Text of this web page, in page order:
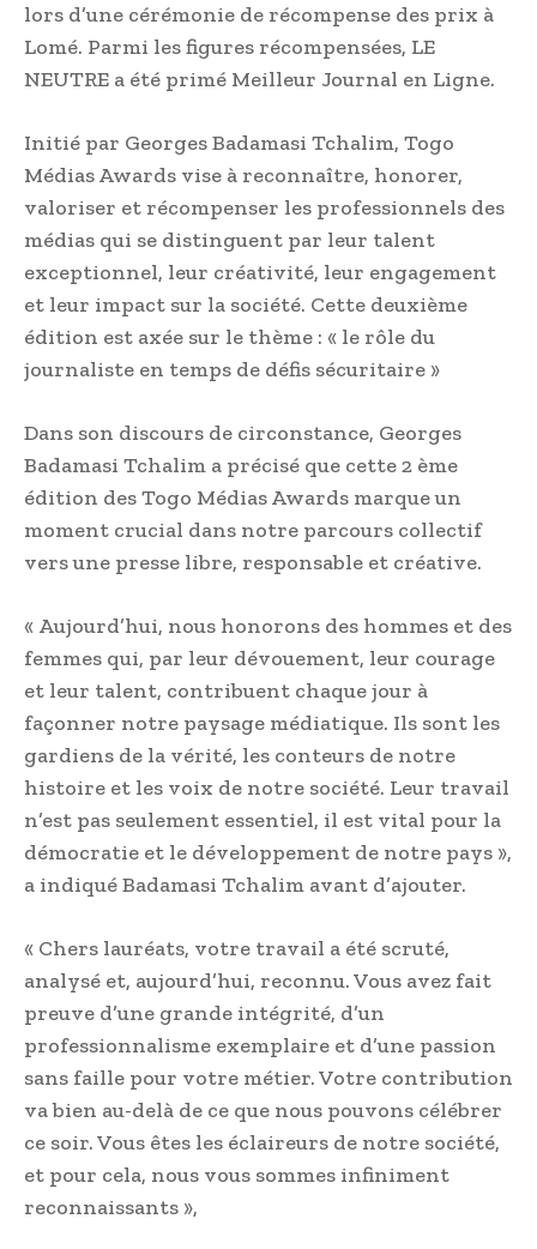
lors d’une cérémonie de récompense des prix à
Lomé. Parmi les figures récompensées, LE
NEUTRE a été primé Meilleur Journal en Ligne.
Initié par Georges Badamasi Tchalim, Togo
Médias Awards vise à reconnaître, honorer,
valoriser et récompenser les professionnels des
médias qui se distinguent par leur talent
exceptionnel, leur créativité, leur engagement
et leur impact sur la société. Cette deuxième
édition est axée sur le thème : « le rôle du
journaliste en temps de défis sécuritaire »
Dans son discours de circonstance, Georges
Badamasi Tchalim a précisé que cette 2 ème
édition des Togo Médias Awards marque un
moment crucial dans notre parcours collectif
vers une presse libre, responsable et créative.
« Aujourd’hui, nous honorons des hommes et des
femmes qui, par leur dévouement, leur courage
et leur talent, contribuent chaque jour à
façonner notre paysage médiatique. Ils sont les
gardiens de la vérité, les conteurs de notre
histoire et les voix de notre société. Leur travail
n’est pas seulement essentiel, il est vital pour la
démocratie et le développement de notre pays »,
a indiqué Badamasi Tchalim avant d’ajouter.
« Chers lauréats, votre travail a été scruté,
analysé et, aujourd’hui, reconnu. Vous avez fait
preuve d’une grande intégrité, d’un
professionnalisme exemplaire et d’une passion
sans faille pour votre métier. Votre contribution
va bien au-delà de ce que nous pouvons célébrer
ce soir. Vous êtes les éclaireurs de notre société,
et pour cela, nous vous sommes infiniment
reconnaissants »,